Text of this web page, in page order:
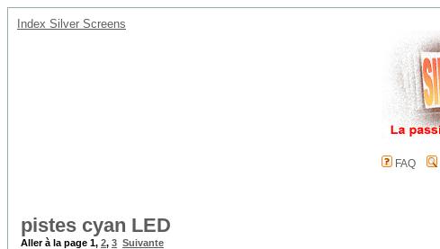
Index Silver Screens
FAQ
pistes cyan LED
Aller à la page 1, 2, 3 Suivante